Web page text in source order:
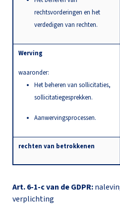
rechtsvorderingen en het
verdedigen van rechten.
Werving
waaronder:
Het beheren van sollicitaties,
sollicitatiegesprekken.
Aanwervingsprocessen.
rechten van betrokkenen
Art. 6-1-c van de GDPR:
verplichting